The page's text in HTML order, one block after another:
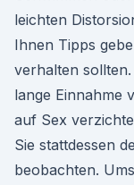
leichten
Ihnen Tipps
verhalten
lange Einnahme
auf Sex
Sie stattdessen
beobachten.